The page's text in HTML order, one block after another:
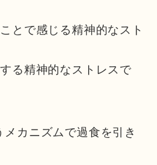
とで感じる精神的なスト
る精神的なストレスで
カニズムで過食を引き